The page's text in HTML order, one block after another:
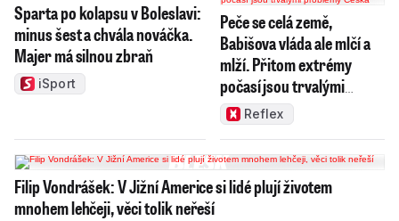
Sparta po kolapsu v Boleslavi:
minus šest a chvála nováčka.
Majer má silnou zbraň
iSport
Peče se celá země,
Babišova vláda ale mlčí a
mlží. Přitom extrémy
počasí jsou trvalými
problémy Česka
Reflex
Filip Vondrášek: V Jižní Americe si lidé plují životem
mnohem lehčeji, věci tolik neřeší